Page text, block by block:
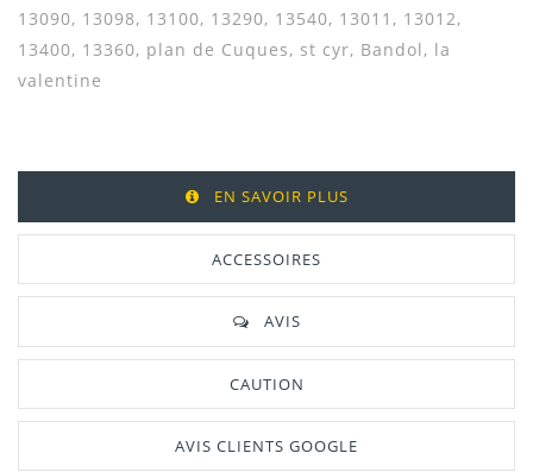
13090, 13098, 13100, 13290, 13540, 13011, 13012,
13400, 13360, plan de Cuques, st cyr, Bandol, la
valentine
EN SAVOIR PLUS
ACCESSOIRES
AVIS
CAUTION
AVIS CLIENTS GOOGLE